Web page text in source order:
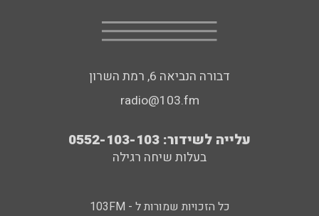
דבורה הנביאה 6, רמת השרון
radio@103.fm
עלייה לשידור: 0552-103-103
בעלות שיחה רגילה
כל הזכויות שמורות ל - 103FM